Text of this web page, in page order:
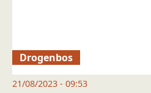
Drogenbos
21/08/2023 - 09:53